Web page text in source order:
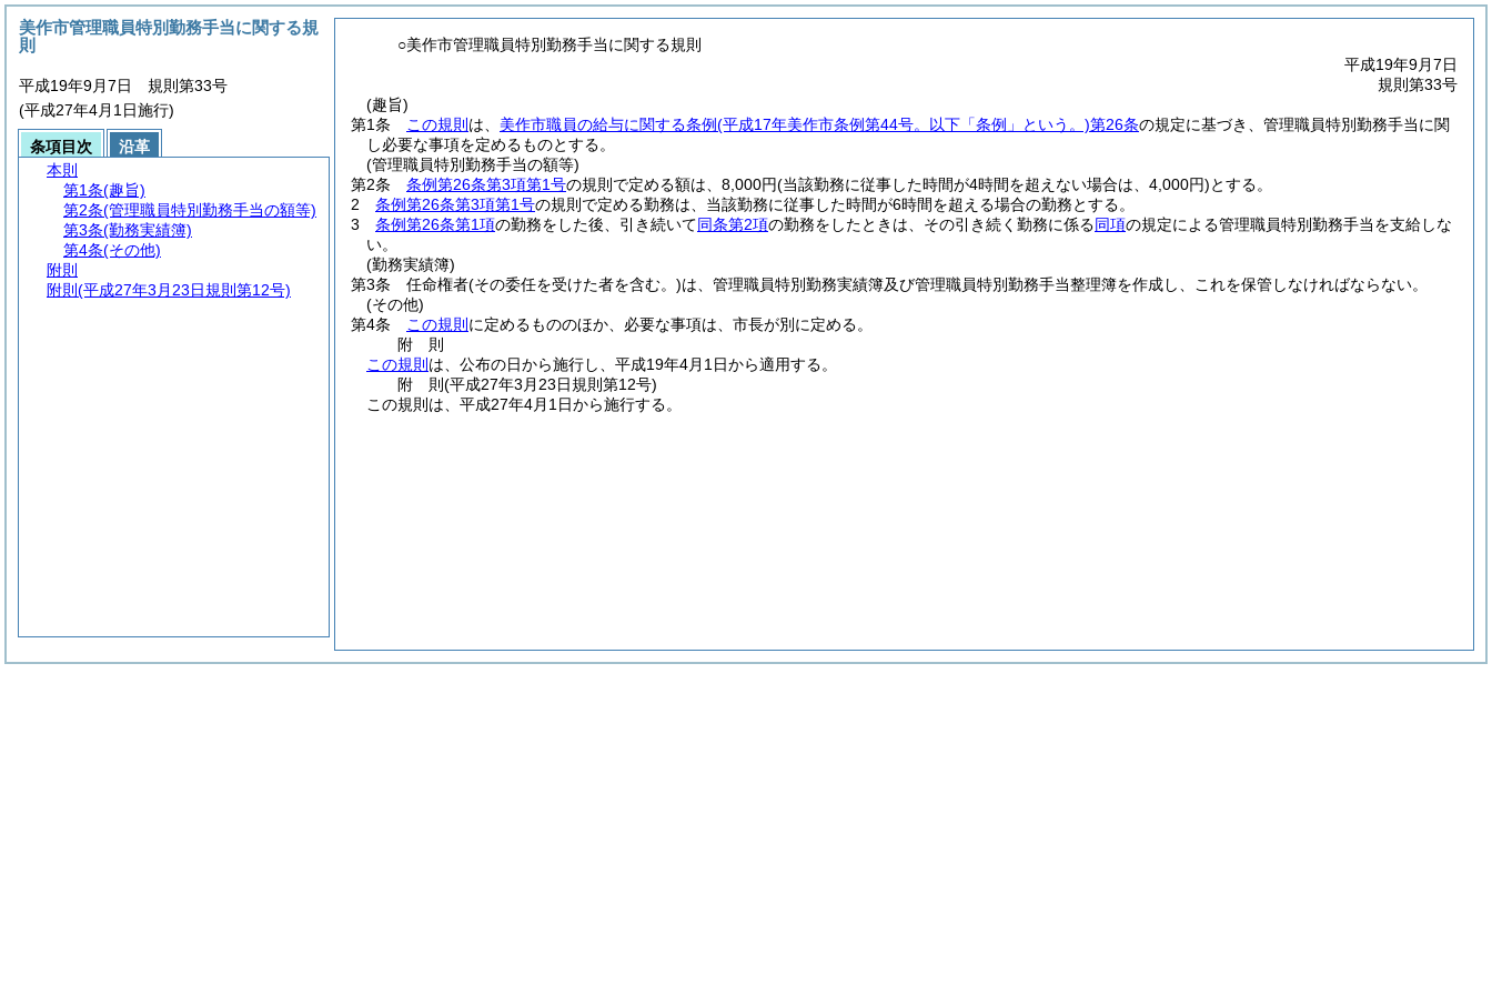
○美作市管理職員特別勤務手当に関する規則
平成19年9月7日
規則第33号
(趣旨)
第1条
この規則 は、 美作市職員の給与に関する条例(平成17年美作市条例第44号。以下「条例」という。)第26条の規定に基づき、管理職員特別勤務手当に関
し必要な事項を定めるものとする。
(管理職員特別勤務手当の額等)
第2条
条例第26条第3項第1号の規則で定める額は、8,000円(当該勤務に従事した時間が4時間を超えない場合は、4,000円)とする。
2
条例第26条第3項第1号の規則で定める勤務は、当該勤務に従事した時間が6時間を超える場合の勤務とする。
3
条例第26条第1項の勤務をした後、引き続いて同条第2項の勤務をしたときは、その引き続く勤務に係る同項の規定による管理職員特別勤務手当を支給しな
い。
(勤務実績簿)
第3条
任命権者(その委任を受けた者を含む。)は、管理職員特別勤務実績簿及び管理職員特別勤務手当整理簿を作成し、これを保管しなければならない。
(その他)
第4条
この規則 に定めるもののほか、必要な事項は、市長が別に定める。
附 則
この規則 は、公布の日から施行し、平成19年4月1日から適用する。
附 則(平成27年3月23日規則第12号)
この規則は、平成27年4月1日から施行する。
美作市管理職員特別勤務手当に関する規
則
平成19年9月7日 規則第33号
(平成27年4月1日施行)
条項目次
沿革
本則
第1条(趣旨)
第2条(管理職員特別勤務手当の額等)
第3条(勤務実績簿)
第4条(その他)
附則
附則 (平成27年3月23日規則第12号)